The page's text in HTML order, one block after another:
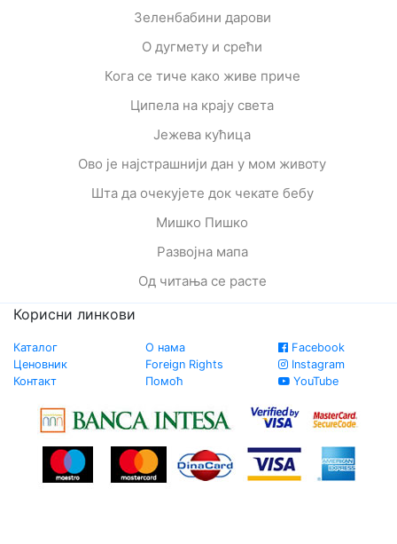
Зеленбабини дарови
О дугмету и срећи
Кога се тиче како живе приче
Ципела на крају света
Јежева кућица
Ово је најстрашнији дан у мом животу
Шта да очекујете док чекате бебу
Мишко Пишко
Развојна мапа
Од читања се расте
Корисни линкови
Каталог
Ценовник
Контакт
О нама
Foreign Rights
Помоћ
Facebook
Instagram
YouTube